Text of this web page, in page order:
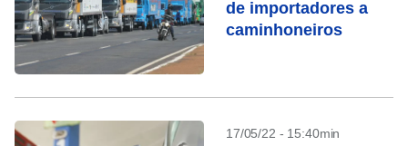
de importadores a
caminhoneiros
17/05/22 - 15:40min